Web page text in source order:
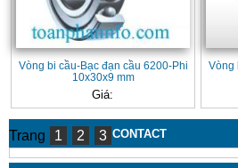
Vòng bi cầu-Bạc đạn cầu 6200-Phi
10x30x9 mm
Giá:
Vòng
Trang 1 2 3 CONTACT